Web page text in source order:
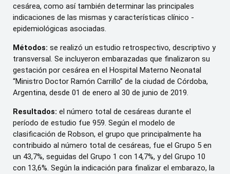
cesárea, como así también determinar las principales
indicaciones de las mismas y características clínico -
epidemiológicas asociadas.
Métodos: se realizó un estudio retrospectivo, descriptivo y
transversal. Se incluyeron embarazadas que finalizaron su
gestación por cesárea en el Hospital Materno Neonatal
“Ministro Doctor Ramón Carrillo” de la ciudad de Córdoba,
Argentina, desde 01 de enero al 30 de junio de 2019.
Resultados: el número total de cesáreas durante el
período de estudio fue 959. Según el modelo de
clasificación de Robson, el grupo que principalmente ha
contribuido al número total de cesáreas, fue el Grupo 5 en
un 43,7%, seguidas del Grupo 1 con 14,7%, y del Grupo 10
con 13,6%. Según la indicación para finalizar el embarazo, la